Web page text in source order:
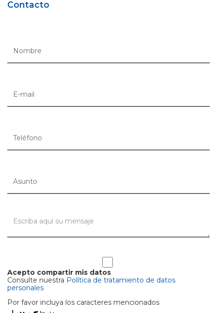
Contacto
Acepto compartir mis datos
Consulte nuestra Política de tratamiento de datos
personales
Por favor incluya los caracteres mencionados